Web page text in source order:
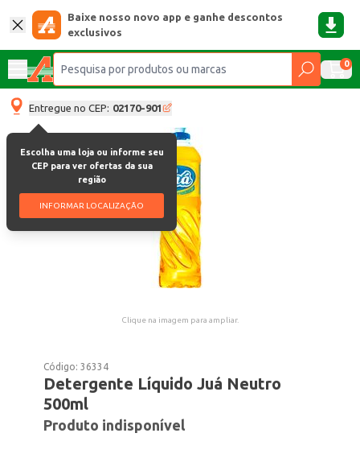
Baixe nosso novo app e ganhe descontos
exclusivos
0
Entregue no CEP: 02170-901
Escolha uma loja ou informe seu
CEP para ver ofertas da sua
região
INFORMAR LOCALIZAÇÃO
Clique na imagem para ampliar.
Código:36334
Detergente Líquido Juá Neutro
500ml
Produto indisponível